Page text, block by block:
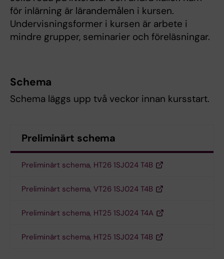
för inlärning är lärandemålen i kursen.
Undervisningsformer i kursen är arbete i
mindre grupper, seminarier och föreläsningar.
Schema
Schema läggs upp två veckor innan kursstart.
Preliminärt schema
Preliminärt schema, HT26 1SJ024 T4B
Preliminärt schema, VT26 1SJ024 T4B
Preliminärt schema, HT25 1SJ024 T4A
Preliminärt schema, HT25 1SJ024 T4B